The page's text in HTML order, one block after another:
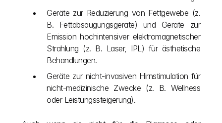
Geräte zur Reduzierung von Fettgewebe (z.
B. Fettabsaugungsgeräte) und Geräte zur
Emission hochintensiver elektromagnetischer
Strahlung (z. B. Laser, IPL) für ästhetische
Behandlungen.
Geräte zur nicht-invasiven Hirnstimulation für
nicht-medizinische Zwecke (z. B. Wellness
oder Leistungssteigerung).